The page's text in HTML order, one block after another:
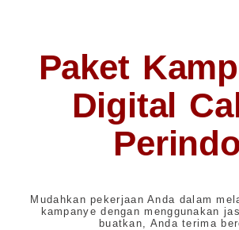
Paket
Digital
Mudahkan pekerjaan Anda dalam
kampanye dengan menggunakan
buatkan, Anda terima